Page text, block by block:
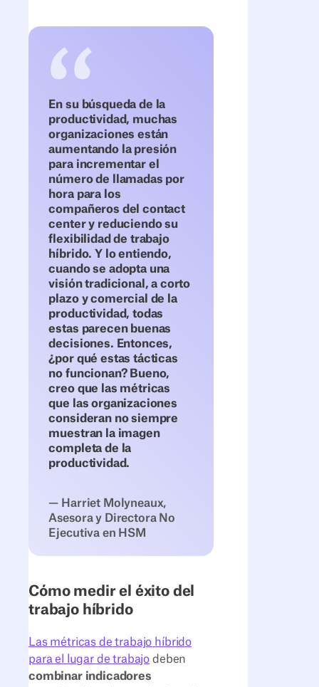
En su búsqueda de la
productividad, muchas
organizaciones están
aumentando la presión
para incrementar el
número de llamadas por
hora para los
compañeros del contact
center y reduciendo su
flexibilidad de trabajo
híbrido. Y lo entiendo,
cuando se adopta una
visión tradicional, a corto
plazo y comercial de la
productividad, todas
estas parecen buenas
decisiones. Entonces,
¿por qué estas tácticas
no funcionan? Bueno,
creo que las métricas
que las organizaciones
consideran no siempre
muestran la imagen
completa de la
productividad.
— Harriet Molyneaux,
Asesora y Directora No
Ejecutiva en HSM
Cómo medir el éxito del
trabajo híbrido
Las métricas de trabajo híbrido
para el lugar de trabajo deben
combinar indicadores